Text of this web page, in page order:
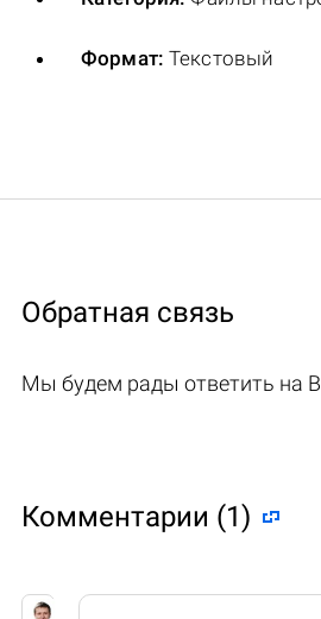
Формат: Текстовый
Обратная связь
Мы будем рады ответить на
Комментарии (1)